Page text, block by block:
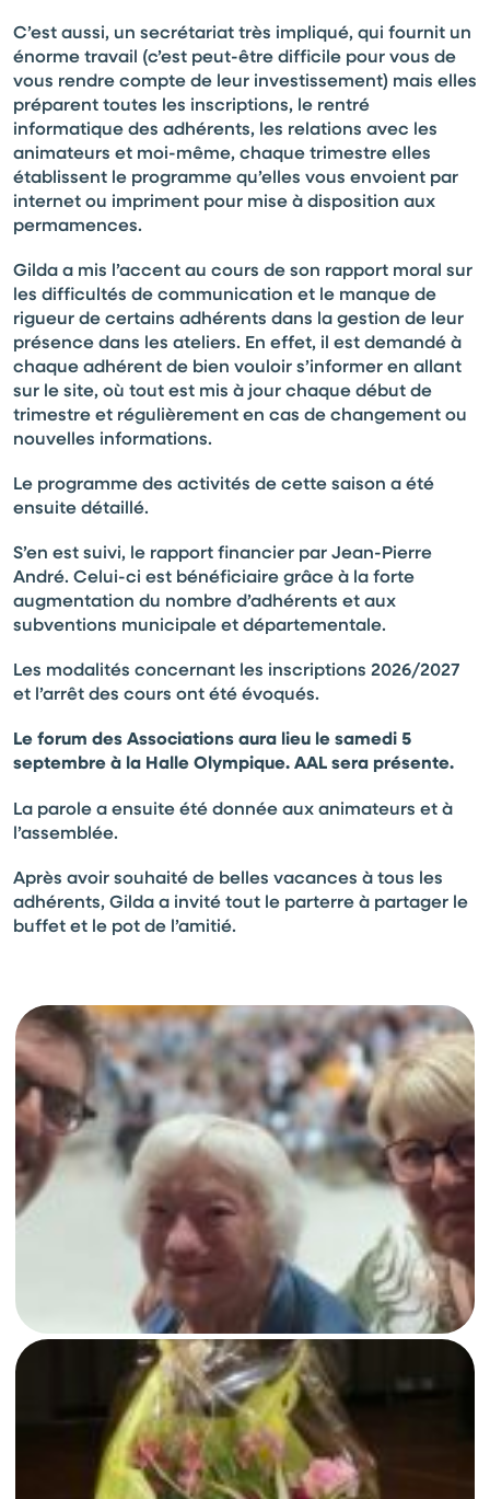
C’est aussi, un secrétariat très impliqué, qui fournit un
énorme travail (c’est peut-être difficile pour vous de
vous rendre compte de leur investissement) mais elles
préparent toutes les inscriptions, le rentré
informatique des adhérents, les relations avec les
animateurs et moi-même, chaque trimestre elles
établissent le programme qu’elles vous envoient par
internet ou impriment pour mise à disposition aux
permamences.
Gilda a mis l’accent au cours de son rapport moral sur
les difficultés de communication et le manque de
rigueur de certains adhérents dans la gestion de leur
présence dans les ateliers. En effet, il est demandé à
chaque adhérent de bien vouloir s’informer en allant
sur le site, où tout est mis à jour chaque début de
trimestre et régulièrement en cas de changement ou
nouvelles informations.
Le programme des activités de cette saison a été
ensuite détaillé.
S’en est suivi, le rapport financier par Jean-Pierre
André. Celui-ci est bénéficiaire grâce à la forte
augmentation du nombre d’adhérents et aux
subventions municipale et départementale.
Les modalités concernant les inscriptions 2026/2027
et l’arrêt des cours ont été évoqués.
Le forum des Associations aura lieu le samedi 5
septembre à la Halle Olympique. AAL sera présente.
La parole a ensuite été donnée aux animateurs et à
l’assemblée.
Après avoir souhaité de belles vacances à tous les
adhérents, Gilda a invité tout le parterre à partager le
buffet et le pot de l’amitié.